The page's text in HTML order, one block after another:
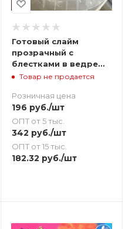
Готовый слайм
прозрачный с
блестками в ведре
900 г
Товар не продается
Розничная цена
196 руб./шт
ОПТ от 5 тыс.
342 руб./шт
ОПТ от 15 тыс.
182.32 руб./шт